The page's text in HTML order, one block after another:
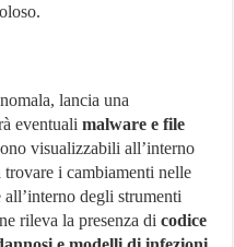
lancia una
eventualimalware e file
visualizzabili all’interno
i cambiamenti nelle
degli strumenti
rileva la presenza dicodice